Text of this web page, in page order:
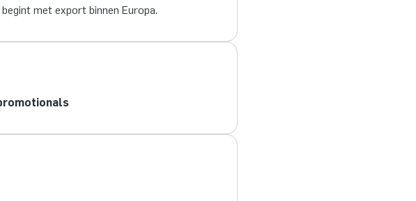
met export binnen Europa.